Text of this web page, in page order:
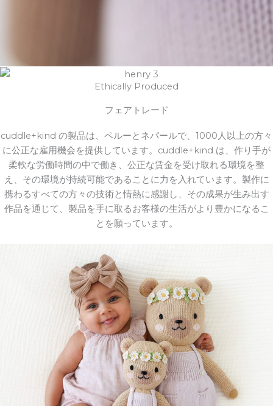
Ethically Produced
フェアトレード
cuddle+kind の製品は、ペルーとネパールで、1000人以上の方々
に公正な雇用機会を提供しています。cuddle+kind は、作り手が
柔軟な労働時間の中で働き、公正な賃金を受け取れる環境を整
え、その環境が持続可能であることに力を入れています。製作に
携わるすべての方々の技術と情熱に感謝し、その成果が生み出す
作品を通じて、製品を手に取るお客様の生活がより豊かになるこ
とを願っています。